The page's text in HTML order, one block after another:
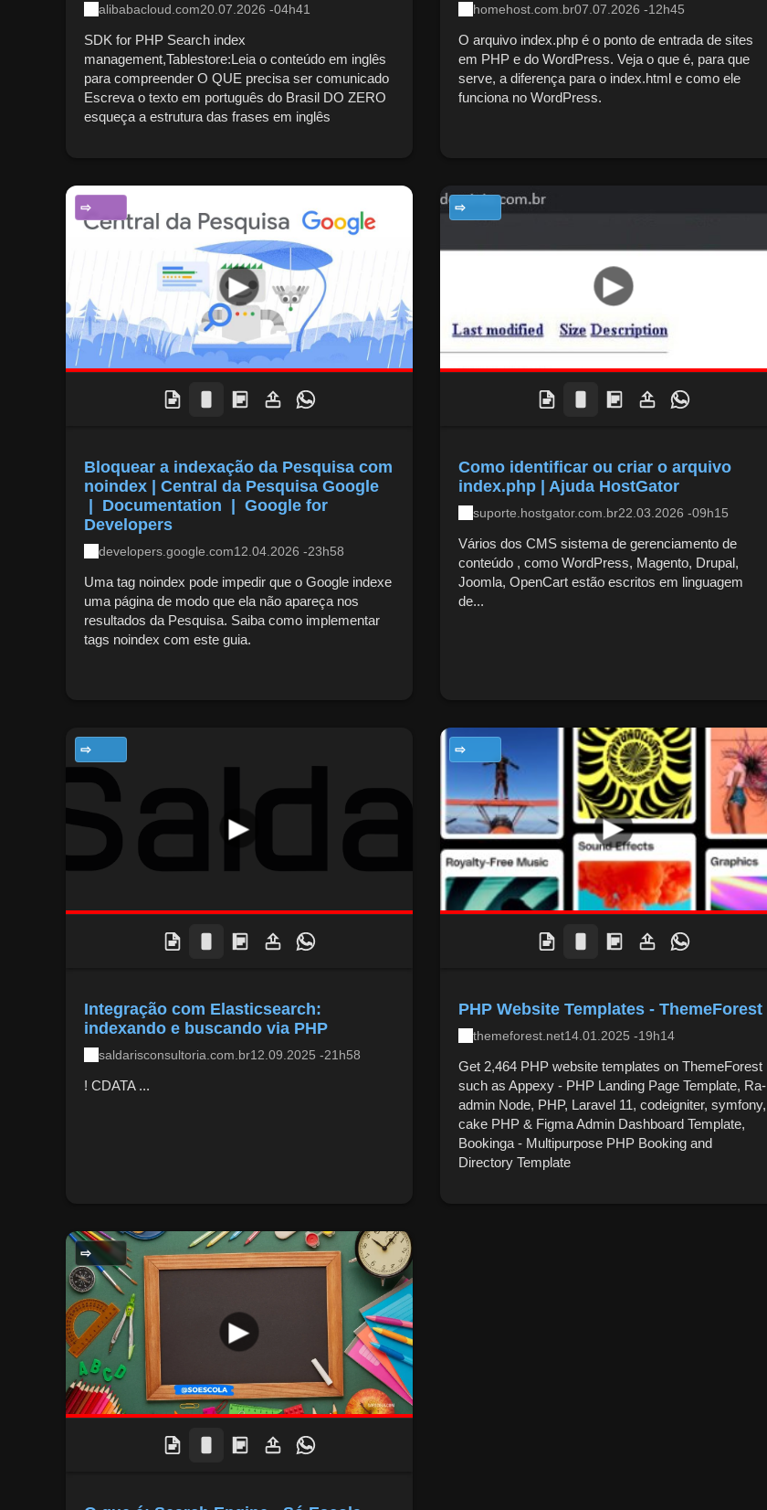
alibabacloud.com20.07.2026 -04h41
SDK for PHP Search index
management,Tablestore:Leia o conteúdo em inglês
para compreender O QUE precisa ser comunicado
Escreva o texto em português do Brasil DO ZERO
esqueça a estrutura das frases em inglês
homehost.com.br07.07.2026 -12h45
O arquivo index.php é o ponto de entrada de sites
em PHP e do WordPress. Veja o que é, para que
serve, a diferença para o index.html e como ele
funciona no WordPress.
CIÊNCIA
Bloquear a indexação da Pesquisa com
noindex | Central da Pesquisa Google
| Documentation | Google for
Developers
developers.google.com12.04.2026 -23h58
Uma tag noindex pode impedir que o Google indexe
uma página de modo que ela não apareça nos
resultados da Pesquisa. Saiba como implementar
tags noindex com este guia.
TECNOLOGIA
Como identificar ou criar o arquivo
index.php | Ajuda HostGator
suporte.hostgator.com.br22.03.2026 -09h15
Vários dos CMS sistema de gerenciamento de
conteúdo , como WordPress, Magento, Drupal,
Joomla, OpenCart estão escritos em linguagem
de...
TECNOLOGIA
Integração com Elasticsearch:
indexando e buscando via PHP
saldarisconsultoria.com.br12.09.2025 -21h58
! CDATA ...
TECNOLOGIA
PHP Website Templates - ThemeForest
themeforest.net14.01.2025 -19h14
Get 2,464 PHP website templates on ThemeForest
such as Appexy - PHP Landing Page Template, Ra-
admin Node, PHP, Laravel 11, codeigniter, symfony,
cake PHP & Figma Admin Dashboard Template,
Bookinga - Multipurpose PHP Booking and
Directory Template
GERAL